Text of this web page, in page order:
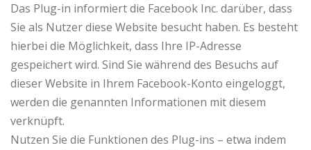
Das Plug-in informiert die Facebook Inc. darüber, dass
Sie als Nutzer diese Website besucht haben. Es besteht
hierbei die Möglichkeit, dass Ihre IP-Adresse
gespeichert wird. Sind Sie während des Besuchs auf
dieser Website in Ihrem Facebook-Konto eingeloggt,
werden die genannten Informationen mit diesem
verknüpft.
Nutzen Sie die Funktionen des Plug-ins – etwa indem